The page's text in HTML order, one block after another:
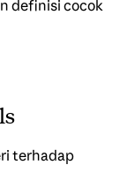
definisi cocok
terhadap